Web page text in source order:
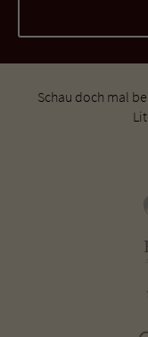
Schau doch mal